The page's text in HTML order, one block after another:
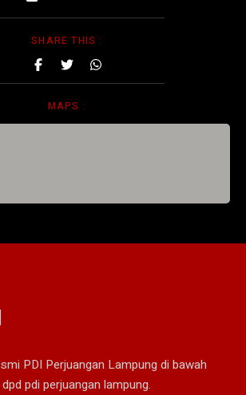
SHARE THIS :
MAPS :
PDI Perjuangan Lampung di bawah
pdi perjuangan lampung.